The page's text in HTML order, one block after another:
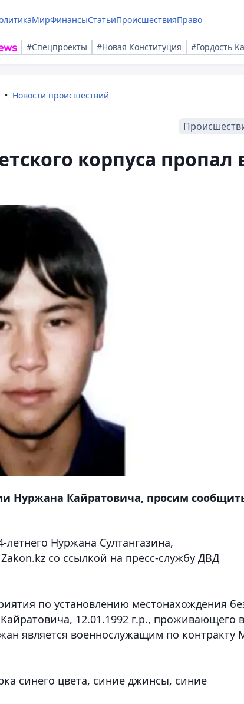
МирФинансыСтатьиПроисшествияПраво
#Спецпроекты #Новая Конституция #Гордость
Новости происшествий
корпуса пропал
Нуржана Кайратовича, просим
Нуржана Султангазина,
со ссылкой на пресс-службу ДВД
по установлению местонахождения
12.01.1992 г.р., проживающего в
является военнослужащим по контракту
синего цвета, синие джинсы, синие